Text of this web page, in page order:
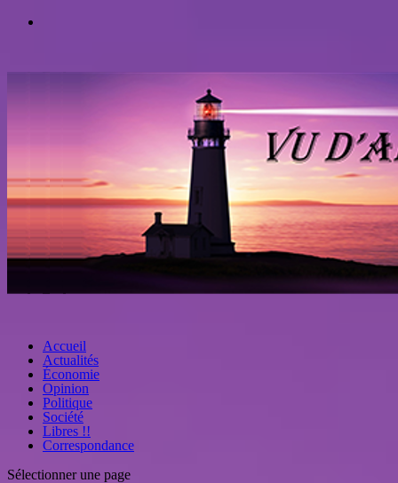
Accueil
Actualités
Économie
Opinion
Politique
Société
Libres !!
Correspondance
Sélectionner une page